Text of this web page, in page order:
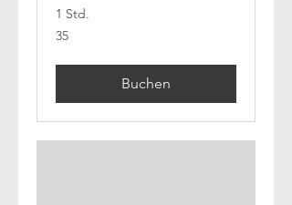
1 Std.
35
35
Buchen